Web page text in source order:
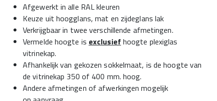
Afgewerkt in alle RAL kleuren
Keuze uit hoogglans, mat en zijdeglans lak
Verkrijgbaar in twee verschillende afmetingen.
Vermelde hoogte is exclusief hoogte plexiglas
vitrinekap.
Afhankelijk van gekozen sokkelmaat, is de hoogte van
de vitrinekap 350 of 400 mm. hoog.
Andere afmetingen of afwerkingen mogelijk